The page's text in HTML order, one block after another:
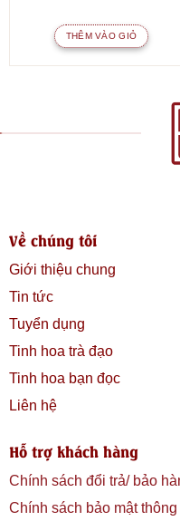
THÊM VÀO GIỎ
Về chúng tôi
Giới thiệu chung
Tin tức
Tuyển dụng
Tinh hoa trà đạo
Tinh hoa bạn đọc
Liên hệ
Hỗ trợ khách hàng
Chính sách đổi trả/ bảo
Chính sách bảo mật thông